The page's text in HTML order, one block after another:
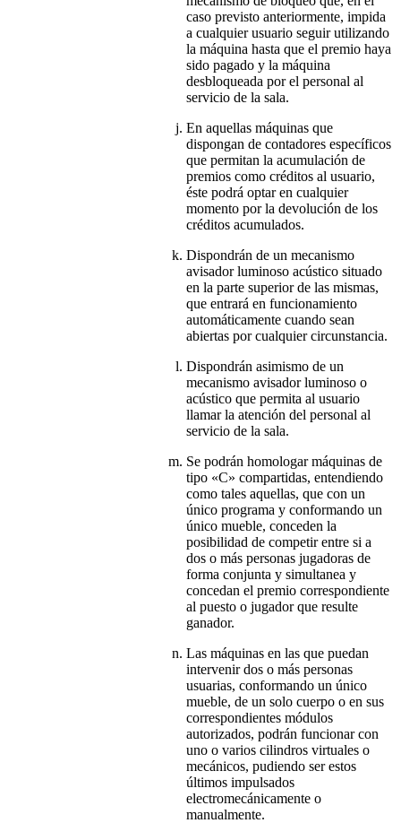
caso previsto anteriormente, impida
a cualquier usuario seguir utilizando
la máquina hasta que el premio haya
sido pagado y la máquina
desbloqueada por el personal al
servicio de la sala.
En aquellas máquinas que
dispongan de contadores específicos
que permitan la acumulación de
premios como créditos al usuario,
éste podrá optar en cualquier
momento por la devolución de los
créditos acumulados.
Dispondrán de un mecanismo
avisador luminoso acústico situado
en la parte superior de las mismas,
que entrará en funcionamiento
automáticamente cuando sean
abiertas por cualquier circunstancia.
Dispondrán asimismo de un
mecanismo avisador luminoso o
acústico que permita al usuario
llamar la atención del personal al
servicio de la sala.
Se podrán homologar máquinas de
tipo «C» compartidas, entendiendo
como tales aquellas, que con un
único programa y conformando un
único mueble, conceden la
posibilidad de competir entre si a
dos o más personas jugadoras de
forma conjunta y simultanea y
concedan el premio correspondiente
al puesto o jugador que resulte
ganador.
Las máquinas en las que puedan
intervenir dos o más personas
usuarias, conformando un único
mueble, de un solo cuerpo o en sus
correspondientes módulos
autorizados, podrán funcionar con
uno o varios cilindros virtuales o
mecánicos, pudiendo ser estos
últimos impulsados
electromecánicamente o
manualmente.